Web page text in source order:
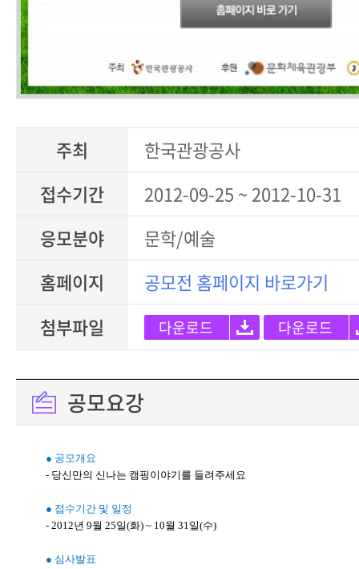
주최
한국관광공사
접수기간
2012-09-25 ~ 2012-10-31
응모분야
문학/예술
홈페이지
공모전 홈페이지 바로가기
첨부파일
다운로드 다운로드
공모요강
● 공모개요
- 당신만의 신나는 캠핑이야기를 들려주세요
● 접수기간 및 일정
- 2012년 9월 25일(화) ~ 10월 31일(수)
● 심사발표